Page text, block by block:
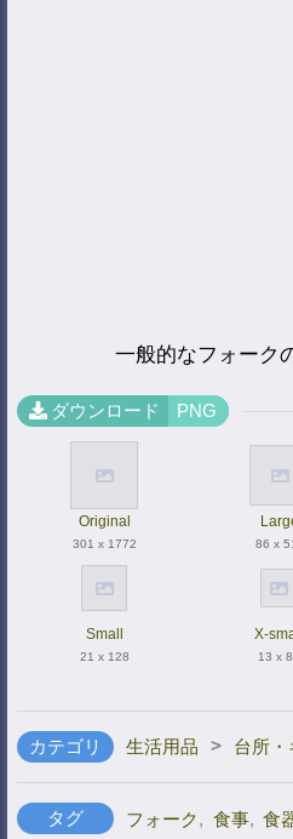
一般的なフォーク
ダウンロード PNG
Original
301 x 1772 86 x
Small
21 x 128
X-
13 x
カテゴリ 生活用品 > 台所・
タグ フォーク, 食事, 食